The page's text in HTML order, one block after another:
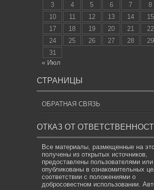
3
4 5 6 7 8
10
11 12 13 14 15
17
18 19 20 21 22
24
25 26 27 28 29
31
« Июл
СТРАНИЦЫ
ОБРАТНАЯ СВЯЗЬ
ОТКАЗ ОТ
Все материалы, размещенные на
получены из открытых источников,
предоставлены пользователями или
опубликованы в ознакомительных
соответствии с положениями о
добросовестном использовании.